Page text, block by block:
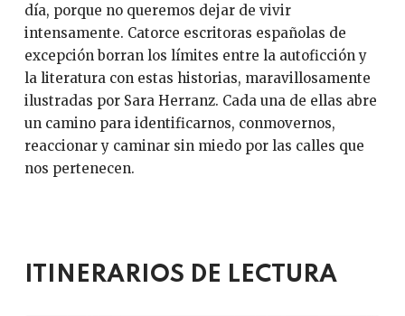
día, porque no queremos dejar de vivir
intensamente. Catorce escritoras españolas de
excepción borran los límites entre la autoficción y
la literatura con estas historias, maravillosamente
ilustradas por Sara Herranz. Cada una de ellas abre
un camino para identificarnos, conmovernos,
reaccionar y caminar sin miedo por las calles que
nos pertenecen.
ITINERARIOS DE LECTURA